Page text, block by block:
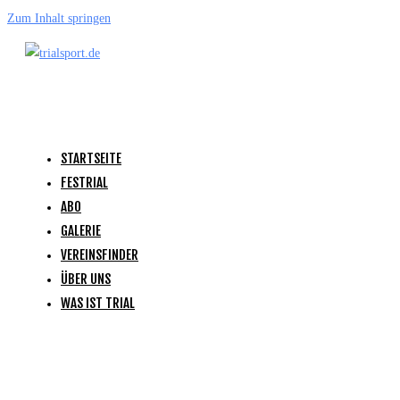
Zum Inhalt springen
STARTSEITE
FESTRIAL
ABO
GALERIE
VEREINSFINDER
ÜBER UNS
WAS IST TRIAL